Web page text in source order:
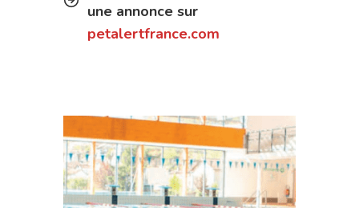
une annonce sur
petalertfrance.com